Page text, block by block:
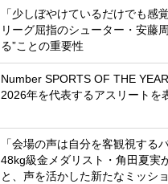
「少しぼやけているだけでも感
リーグ屈指のシューター・安藤
る”ことの重要性
Number SPORTS OF THE
2026年を代表するアスリートを
「会場の声は自分を客観視する
48kg級金メダリスト・角田夏実
と、声を活かした新たなミッシ